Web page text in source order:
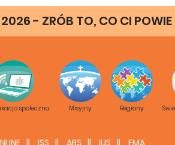
la vita umana
della vita umana in ogni sua fase. Il
cristiani sono, quindi, chiamati non
- ZRÓB TO, CO CI POWIE
spoleczna Misyjny Regiony